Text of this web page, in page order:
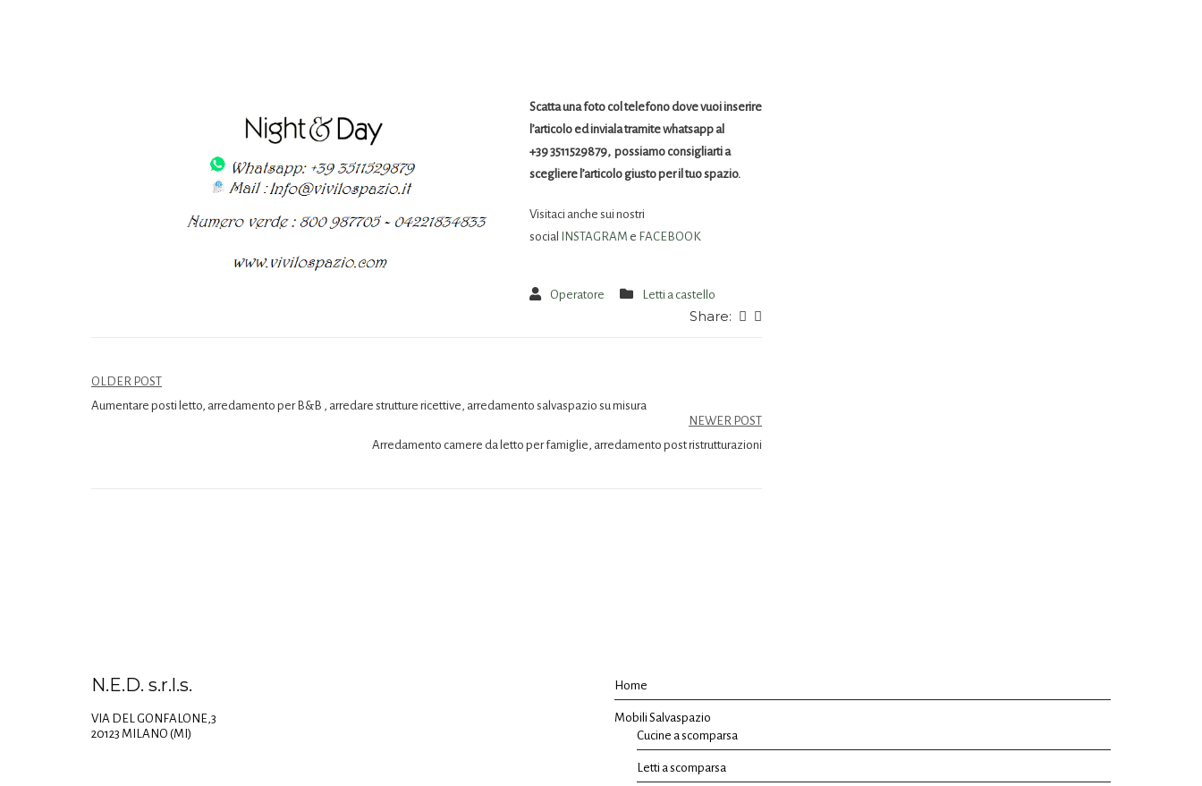
Scatta una foto col telefono dove vuoi inserire
l’articolo ed inviala tramite whatsapp al
+39 3511529879, possiamo consigliarti a
scegliere l’articolo giusto per il tuo spazio.
Visitaci anche sui nostri
social
INSTAGRAM e FACEBOOK
Operatore Letti a castello
Share:
OLDER POST
Aumentare posti letto, arredamento per B&B , arredare strutture ricettive, arredamento salvaspazio su misura
NEWER POST
Arredamento camere da letto per famiglie, arredamento post ristrutturazioni
N.E.D. s.r.l.s.
VIA DEL GONFALONE,3
20123 MILANO (MI)
Home
Mobili Salvaspazio
Cucine a scomparsa
Letti a scomparsa